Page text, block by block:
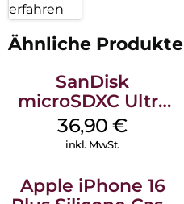
erfahren
Ähnliche Produkte
SanDisk
microSDXC Ultra
128 GB + Adapter
Mobile
36,90€
inkl. MwSt.
Apple iPhone 16